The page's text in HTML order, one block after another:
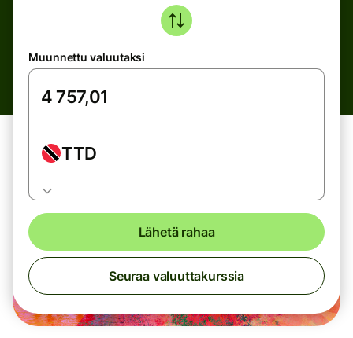
Muunnettu valuutaksi
TTD
Lähetä rahaa
Seuraa valuuttakurssia